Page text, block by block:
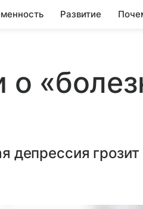
Развитие
о
депрессия грозит